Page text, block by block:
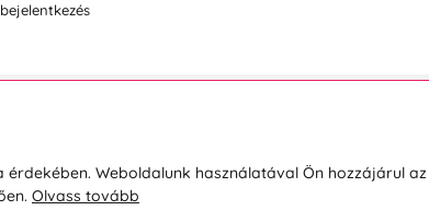
Weboldalunk használatával Ön hozzájárul az
Olvass tovább